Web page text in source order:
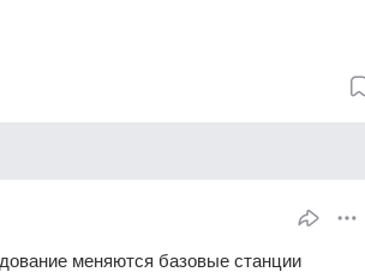
меняются базовые станции